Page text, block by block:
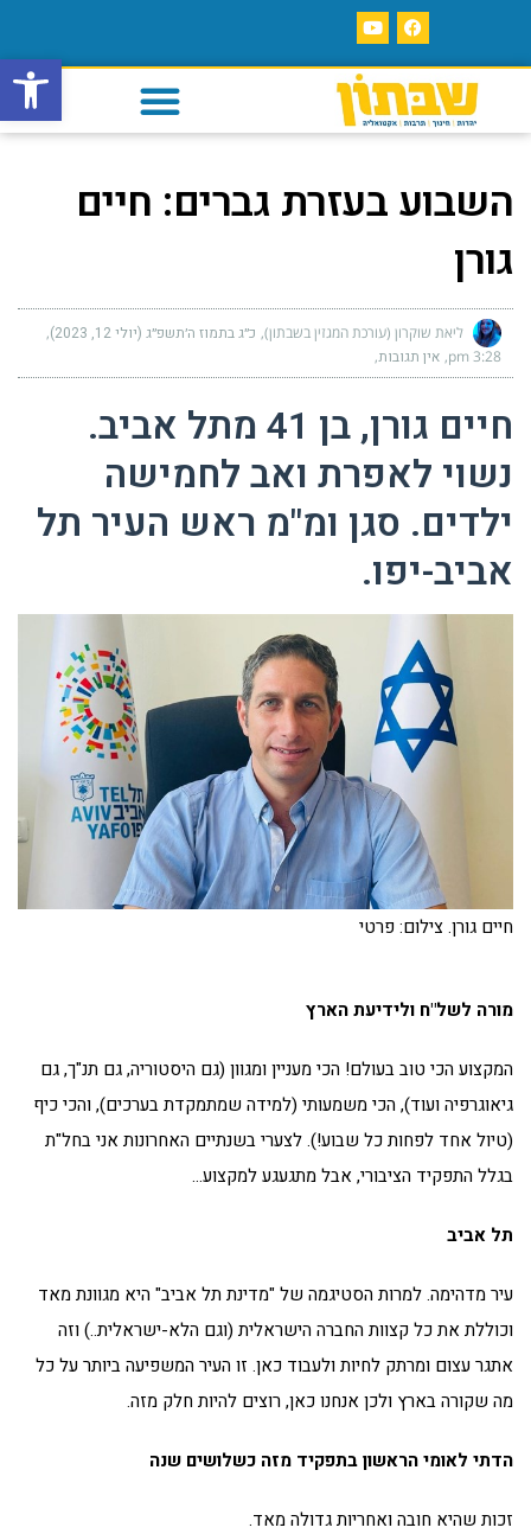
פתח
השבוע בעזרת גברים: חיים
גורן
ליאת שוקרון (עורכת המגזין בשבתון) כ״ג בתמוז ה׳תשפ״ג (יולי 12, 2023)
3:28 pm אין תגובות
חיים גורן, בן 41 מתל אביב.
נשוי לאפרת ואב לחמישה
ילדים. סגן ומ"מ ראש העיר תל
אביב-יפו.
חיים גורן. צילום: פרטי
מורה לשל"ח ולידיעת הארץ
המקצוע הכי טוב בעולם! הכי מעניין ומגוון (גם היסטוריה, גם תנ"ך, גם
גיאוגרפיה ועוד), הכי משמעותי (למידה שמתמקדת בערכים), והכי כיף
(טיול אחד לפחות כל שבוע!). לצערי בשנתיים האחרונות אני בחל"ת
בגלל התפקיד הציבורי, אבל מתגעגע למקצוע…
תל אביב
עיר מדהימה. למרות הסטיגמה של "מדינת תל אביב" היא מגוונת מאד
וכוללת את כל קצוות החברה הישראלית (וגם הלא-ישראלית..) וזה
אתגר עצום ומרתק לחיות ולעבוד כאן. זו העיר המשפיעה ביותר על כל
מה שקורה בארץ ולכן אנחנו כאן, רוצים להיות חלק מזה.
הדתי לאומי הראשון בתפקיד מזה כשלושים שנה
זכות שהיא חובה ואחריות גדולה מאד.